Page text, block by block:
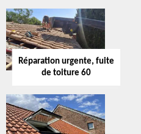
Réparation urgente, fuite
de toiture 60